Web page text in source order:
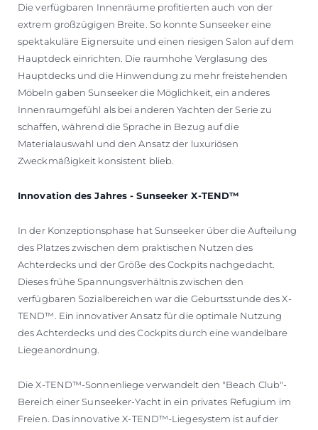
Die verfügbaren Innenräume profitierten auch von der
extrem großzügigen Breite. So konnte Sunseeker eine
spektakuläre Eignersuite und einen riesigen Salon auf dem
Hauptdeck einrichten. Die raumhohe Verglasung des
Hauptdecks und die Hinwendung zu mehr freistehenden
Möbeln gaben Sunseeker die Möglichkeit, ein anderes
Innenraumgefühl als bei anderen Yachten der Serie zu
schaffen, während die Sprache in Bezug auf die
Materialauswahl und den Ansatz der luxuriösen
Zweckmäßigkeit konsistent blieb.
Innovation des Jahres - Sunseeker X-TEND™
In der Konzeptionsphase hat Sunseeker über die Aufteilung
des Platzes zwischen dem praktischen Nutzen des
Achterdecks und der Größe des Cockpits nachgedacht.
Dieses frühe Spannungsverhältnis zwischen den
verfügbaren Sozialbereichen war die Geburtsstunde des X-
TEND™. Ein innovativer Ansatz für die optimale Nutzung
des Achterdecks und des Cockpits durch eine wandelbare
Liegeanordnung.
Die X-TEND™-Sonnenliege verwandelt den "Beach Club"-
Bereich einer Sunseeker-Yacht in ein privates Refugium im
Freien. Das innovative X-TEND™-Liegesystem ist auf der